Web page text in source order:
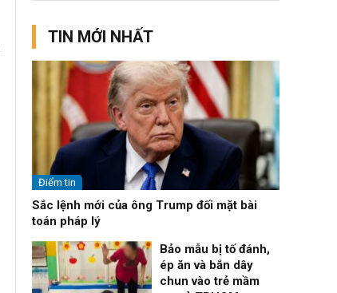
TIN MỚI NHẤT
Điểm tin
Sắc lệnh mới của ông Trump đối mặt bài
toán pháp lý
Bảo mẫu bị tố đánh,
ép ăn và bắn dây
chun vào trẻ mầm